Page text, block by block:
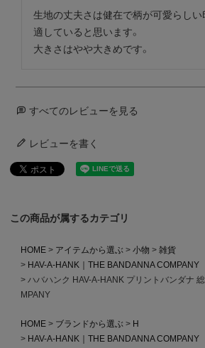
生地の丈夫さは健在で柄が可愛らし
適していると思います。
大きさはやや大きめです。
すべてのレビューを見る
レビューを書く
この商品が属するカテゴリ
HOME アイテムから選ぶ 小物
雑貨
HAV-A-HANK｜THE BANDANNA COMPANY
ハバハンク HAV-A-HANK プリントバンダナ
MPANY
HOME ブランドから選ぶ
H
HAV-A-HANK｜THE BANDANNA COMPANY